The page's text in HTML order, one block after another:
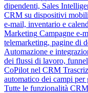
dipendenti, Sales
CRM su dispositivi mobili
e-mail, inventario e
Marketing Campagne e-
telemarketing, pagine di
Automazione e
dei flussi di lavoro,
CoPilot nel CRM
automatico dei campi per
Tutte le funzionalità CRM